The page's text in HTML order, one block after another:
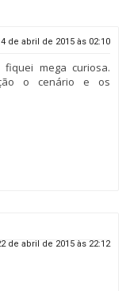
de abril de 2015 às 02:10
mega curiosa.
o cenário e os
de abril de 2015 às 22:12